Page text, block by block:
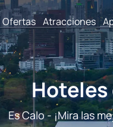
Ofertas Atracciones
Hoteles
Es Calo - ¡Mira las